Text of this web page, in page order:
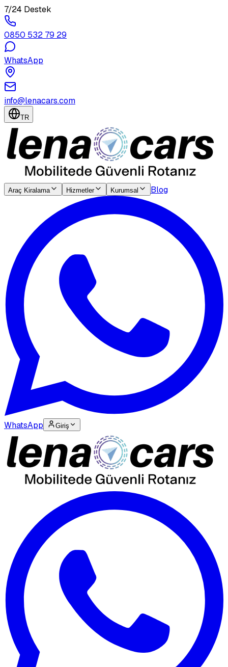
7/24 Destek
0850 532 79 29
WhatsApp
info@lenacars.com
TR
Araç Kiralama Hizmetler Kurumsal Blog
WhatsApp Giriş